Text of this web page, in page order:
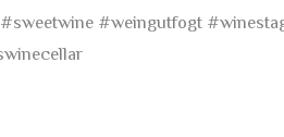
#sweetwine #weingutfogt